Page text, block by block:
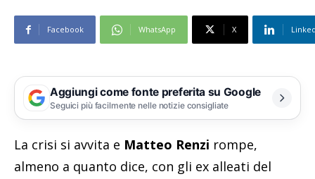
Facebook WhatsApp X
Aggiungi come fonte preferita su Google
Seguici più facilmente nelle notizie consigliate
La crisi si avvita e Matteo Renzi rompe,
almeno a quanto dice, con gli ex alleati del